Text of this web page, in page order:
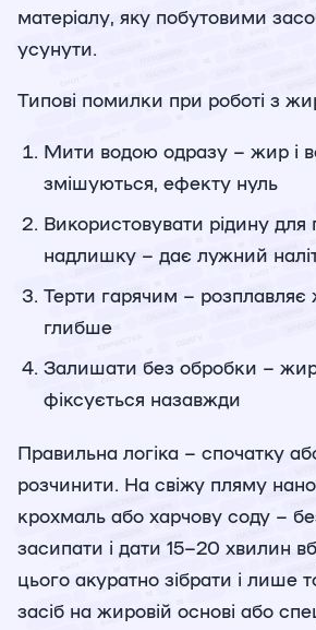
матеріалу, яку побутовими
усунути.
Типові помилки при роботі з
Мити водою одразу – жир і
змішуються, ефекту нуль
Використовувати рідину для
надлишку – дає лужний
Терти гарячим – розплавляє
глибше
Залишати без обробки –
фіксується назавжди
Правильна логіка – спочатку
розчинити. На свіжу пляму
крохмаль або харчову соду –
засипати і дати 15–20 хвилин
цього акуратно зібрати і лише
засіб на жировій основі або